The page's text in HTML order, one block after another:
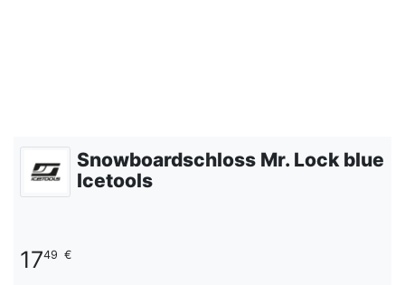
Snowboardschloss Mr. Lock blue
Icetools
1749 €